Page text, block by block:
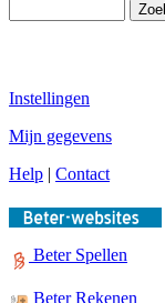
Instellingen
Mijn gegevens
Help | Contact
Beter Spellen
Beter Rekenen